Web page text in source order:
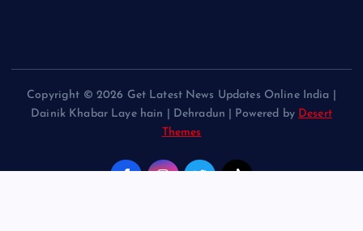
Copyright © 2026 Get Latest News Updates Online India |
Dainik Khabar Laye hain | Dehradun | Powered by Desert
Themes